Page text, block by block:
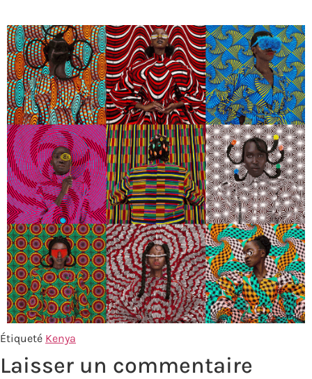
Étiqueté Kenya
Laisser un commentaire